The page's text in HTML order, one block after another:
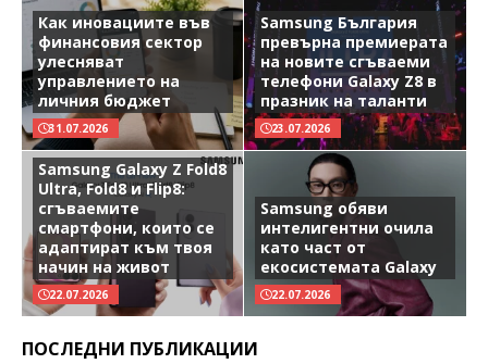
Как иновациите във
финансовия сектор
улесняват
управлението на
личния бюджет
31.07.2026
Samsung България
превърна премиерата
на новите сгъваеми
телефони Galaxy Z8 в
празник на таланти
23.07.2026
Samsung Galaxy Z Fold8
Ultra, Fold8 и Flip8:
сгъваемите
смартфони, които се
адаптират към твоя
начин на живот
22.07.2026
Samsung обяви
интелигентни очила
като част от
екосистемата Galaxy
22.07.2026
ПОСЛЕДНИ ПУБЛИКАЦИИ